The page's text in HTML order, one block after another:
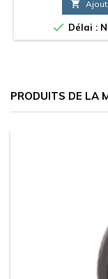

 Délai :
PRODUITS DE LA